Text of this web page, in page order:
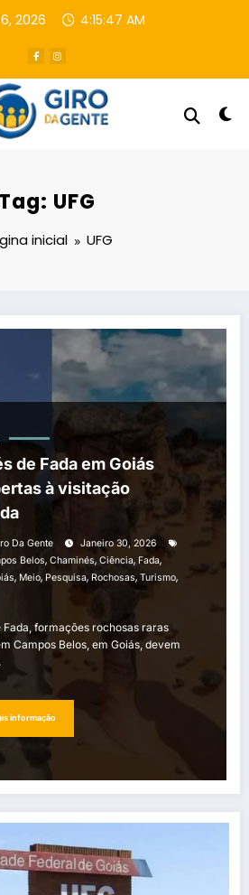
2026 4:15:48 AM
Tag: UFG
inicial UFG
de Fada em Goiás
à visitação
Da Gente
Janeiro 30, 2026
Belos, Chaminés, Ciência, Fada,
, Meio, Pesquisa, Rochosas, Turismo,
Fada, formações rochosas raras
Campos Belos, em Goiás, devem
informação